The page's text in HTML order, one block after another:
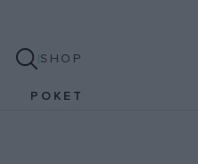
SHOP
POKET